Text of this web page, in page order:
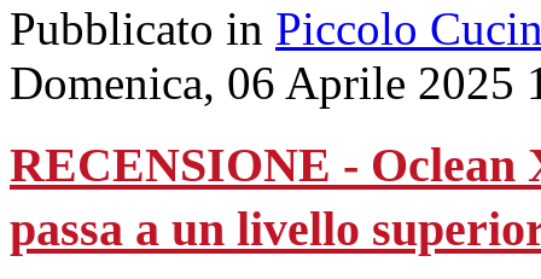
Pubblicato in Piccolo
Domenica, 06 Aprile 2025
RECENSIONE - Oclean
passa a un livello